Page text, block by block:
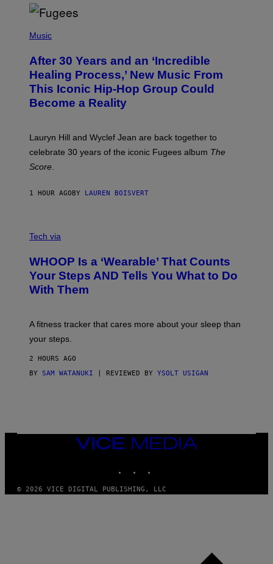
S
T
C
O
A
T
P
T
O
B
Y
J
E
M
C
H
A
P
G
P
H
Y
/
T
Y
I
M
A
G
Music
After 30 Years and an ‘Incredible
Healing Process,’ New Music From
This Iconic Hip-Hop Group Could
Become a Reality
Lauryn Hill and Wyclef Jean are back together to
celebrate 30 years of the iconic Fugees album The
Score
1 HOUR AGOBY LAUREN BOISVERT
I
H
O
O
P
Tech via
WHOOP Is a ‘Wearable’ That Counts
Your Steps AND Tells You What to Do
With Them
A fitness tracker that cares more about your sleep than
your steps.
2 HOURS AGO
BY SAM WATANUKI | REVIEWED BY YSOLT USIGAN
VICE
© 2026 VICE DIGITAL PUBLISHING, LLC